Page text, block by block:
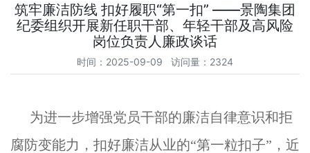
筑牢廉洁防线 扣好履职“第一扣” ——景陶集团
纪委组织开展新任职干部、年轻干部及高风险
岗位负责人廉政谈话
时间：2025-09-09 访问量：2324
为进一步增强党员干部的廉洁自律意识和拒
腐防变能力，扣好廉洁从业的“第一粒扣子”，近